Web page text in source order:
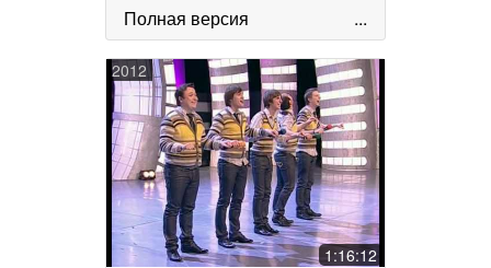
Полная версия ...
2012
1:16:12